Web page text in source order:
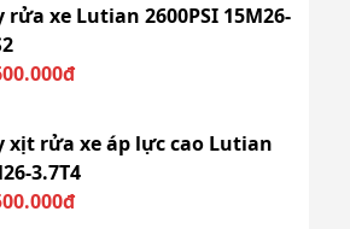
rửa xe Lutian 2600PSI 15M26-
xịt rửa xe áp lực cao Lutian
3.7T4